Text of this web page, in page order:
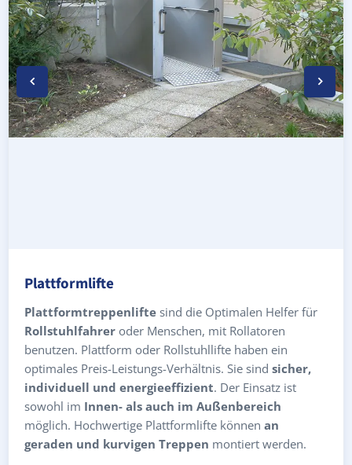
Plattformlifte
Plattformtreppenlifte sind die Optimalen Helfer für
Rollstuhlfahrer oder Menschen, mit Rollatoren
benutzen. Plattform oder Rollstuhllifte haben ein
optimales Preis-Leistungs-Verhältnis. Sie sind sicher,
individuell und energieeffizient. Der Einsatz ist
sowohl im Innen- als auch im Außenbereich
möglich. Hochwertige Plattformlifte können an
geraden und kurvigen Treppen montiert werden.